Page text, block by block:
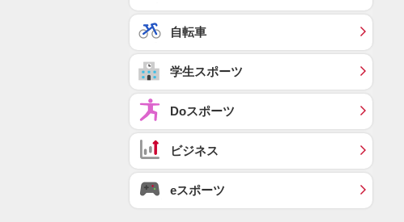
自転車
学生スポーツ
Doスポーツ
ビジネス
eスポーツ